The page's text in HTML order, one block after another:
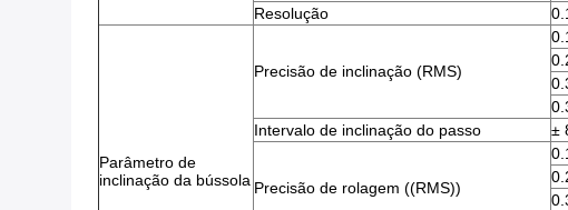
Resolução
Parâmetro de
inclinação da bússola
Precisão de inclinação (RMS)
Intervalo de inclinação do passo
±
Precisão de rolagem ((RMS))